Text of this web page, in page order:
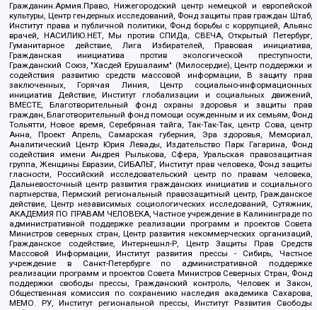
Гражданин.Армия.Право, Нижегородский центр немецкой и европейской
культуры, Центр гендерных исследований, Фонд защиты прав граждан Штаб,
Институт права и публичной политики, Фонд борьбы с коррупцией, Альянс
врачей, НАСИЛИЮ.НЕТ, Мы против СПИДа, СВЕЧА, Открытый Петербург,
Гуманитарное действие, Лига Избирателей, Правовая инициатива,
Гражданская инициатива против экологической преступности,
Гражданский Союз, "Хасдей Ерушалаим" (Милосердие), Центр поддержки и
содействия развитию средств массовой информации, В защиту прав
заключенных, Горячая Линия, Центр социально-информационных
инициатив Действие, Институт глобализации и социальных движений,
ВМЕСТЕ, Благотворительный фонд охраны здоровья и защиты прав
граждан, Благотворительный фонд помощи осужденным и их семьям, Фонд
Тольятти, Новое время, Серебряная тайга, Так-Так-Так, центр Сова, центр
Анна, Проект Апрель, Самарская губерния, Эра здоровья, Мемориал,
Аналитический Центр Юрия Левады, Издательство Парк Гагарина, Фонд
содействия имени Андрея Рылькова, Сфера, Уральская правозащитная
группа, Женщины Евразии, СИБАЛЬТ, Институт прав человека, Фонд защиты
гласности, Российский исследовательский центр по правам человека,
Дальневосточный центр развития гражданских инициатив и социального
партнерства, Пермский региональный правозащитный центр, Гражданское
действие, Центр независимых социологических исследований, Сутяжник,
АКАДЕМИЯ ПО ПРАВАМ ЧЕЛОВЕКА, Частное учреждение в Калининграде по
административной поддержке реализации программ и проектов Совета
Министров северных стран, Центр развития некоммерческих организаций,
Гражданское содействие, Интернешнл-Р, Центр Защиты Прав Средств
Массовой Информации, Институт развития прессы - Сибирь, Частное
учреждение в Санкт-Петербурге по административной поддержке
реализации программ и проектов Совета Министров Северных Стран, Фонд
поддержки свободы прессы, Гражданский контроль, Человек и Закон,
Общественная комиссия по сохранению наследия академика Сахарова,
МЕМО. РУ, Институт региональной прессы, Институт Развития Свободы